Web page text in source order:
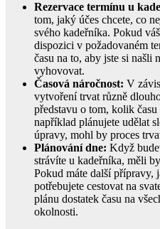
Rezervace termínu u
tom, jaký účes chcete, co
svého kadeřníka. Pokud
dispozici v požadovaném
času na to, aby jste si našli
vyhovovat.
Časová náročnost: V
vytvoření trvat různě
představu o tom, kolik
například plánujete udělat
úpravy, mohl by proces
Plánování dne: Když
strávíte u kadeřníka, měli
Pokud máte další přípravy,
potřebujete cestovat na
plánu dostatek času na
okolnosti.